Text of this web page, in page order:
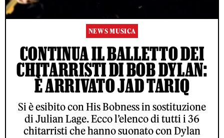
NEWS MUSICA
CONTINUA IL BALLETTO DEI
CHITARRISTI DI BOB DYLAN:
È ARRIVATO JAD TARIQ
Si è esibito con His Bobness in sostituzione
di Julian Lage. Ecco l’elenco di tutti i 36
chitarristi che hanno suonato con Dylan